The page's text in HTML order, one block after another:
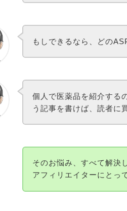
もしできるなら、どの
個人で医薬品を紹介する
う記事を書けば、読者に
そのお悩み、すべて解決
アフィリエイターにとっ